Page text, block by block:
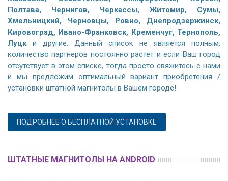
Полтава, Чернигов, Черкассы, Житомир, Сумы,
Хмельницкий, Черновцы, Ровно, Днепродзержинск,
Кировоград, Ивано-Франковск, Кременчуг, Тернополь,
Луцки другие. Данный список не является полным,
количество партнеров постоянно растет и если Ваш город
отсутствует в этом списке, тогда просто свяжитесь с нами
и мы предложим оптимальный вариант приобретения /
установки штатной магнитолы в Вашем городе!
ПОДРОБНЕЕ О БЕСПЛАТНОЙ УСТАНОВКЕ
ШТАТНЫЕ МАГНИТОЛЫ НА ANDROID